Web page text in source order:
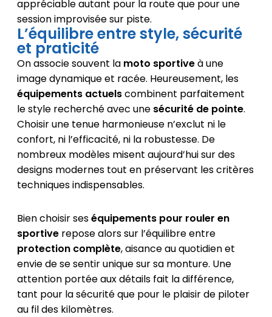
appréciable autant pour la route que pour une
session improvisée sur piste.
L’équilibre entre style, sécurité
et praticité
On associe souvent la moto sportiveà une
image dynamique et racée. Heureusement, les
équipements actuelscombinent parfaitement
le style recherché avec une sécurité de pointe.
Choisir une tenue harmonieuse n’exclut ni le
confort, ni l’efficacité, ni la robustesse. De
nombreux modèles misent aujourd’hui sur des
designs modernes tout en préservant les critères
techniques indispensables.
Bien choisir seséquipements pour rouler en
sportiverepose alors sur l’équilibre entre
protection complète, aisance au quotidien et
envie de se sentir unique sur sa monture. Une
attention portée aux détails fait la différence,
tant pour la sécurité que pour le plaisir de piloter
au fil des kilomètres.